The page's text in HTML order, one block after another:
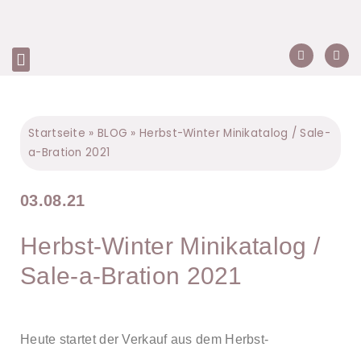
Startseite » BLOG »Herbst-Winter Minikatalog / Sale-
a-Bration 2021
03.08.21
Herbst-Winter Minikatalog /
Sale-a-Bration 2021
Heute startet der Verkauf aus dem Herbst-